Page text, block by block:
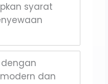
syarat
dan